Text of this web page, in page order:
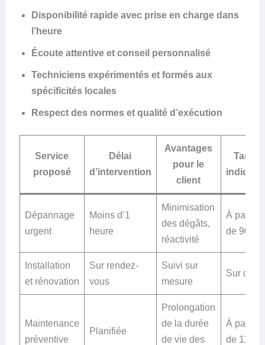
Disponibilité rapide avec prise en charge dans
l’heure
Écoute attentive et conseil personnalisé
Techniciens expérimentés et formés aux
spécificités locales
Respect des normes et qualité d’exécution
Service
proposé
Délai
d’intervention
Avantages
pour le
client
Tarifs
Dépannage
urgent
Moins d’1
heure
Minimisation
des dégâts,
réactivité
À partir
de 90€
Installation
et rénovation
Sur rendez-
vous
Suivi sur
mesure
Sur devis
Maintenance
préventive
Planifiée
Prolongation
de la durée
de vie des
À partir
de 110€